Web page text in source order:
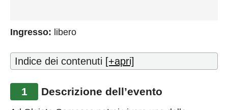
Ingresso: libero
Indice dei contenuti [+apri]
1 Descrizione dell’evento